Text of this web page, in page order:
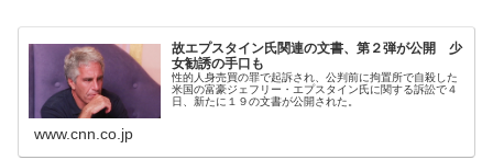
故エプスタイン氏関連の文書、第２弾が公開 少
女勧誘の手口も
性的人身売買の罪で起訴され、公判前に拘置所で自殺した
米国の富豪ジェフリー・エプスタイン氏に関する訴訟で４
日、新たに１９の文書が公開された。
www.cnn.co.jp